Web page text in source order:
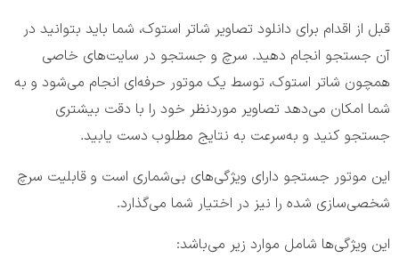
قبل از اقدام برای دانلود تصاویر شاتر استوک، شما باید بتوانید در
آن جستجو انجام دهید. سرچ و جستجو در سایت‌های خاصی
همچون شاتر استوک، توسط یک موتور حرفه‌ای انجام می‌شود و به
شما امکان می‌دهد تصاویر موردنظر خود را با دقت بیشتری
جستجو کنید و به‌سرعت به نتایج مطلوب دست یابید.
این موتور جستجو دارای ویژگی‌های بی‌شماری است و قابلیت سرچ
شخصی‌سازی شده را نیز در اختیار شما می‌گذارد.
این ویژگی‌ها شامل موارد زیر می‌باشد: